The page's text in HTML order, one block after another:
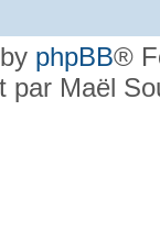
phpBB®
par Maël